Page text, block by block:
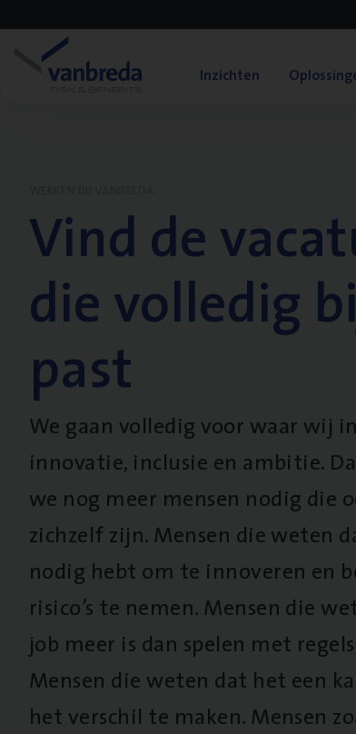
Inzichten
Vind de
die volledig
past
We gaan volledig voor waar wij
innovatie, inclusie en ambitie.
we nog meer mensen nodig die
zichzelf zijn. Mensen die weten
nodig hebt om te innoveren en
risico’s te nemen. Mensen die
job meer is dan spelen met
Mensen die weten dat het een
het verschil te maken. Mensen